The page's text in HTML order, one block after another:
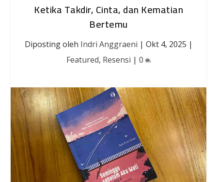
Ketika Takdir, Cinta, dan Kematian
Bertemu
Diposting oleh Indri Anggraeni | Okt 4, 2025 |
Featured, Resensi | 0